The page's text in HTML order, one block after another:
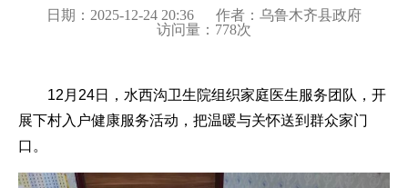
日期：2025-12-24 20:36
作者：乌鲁木齐县政府
访问量： 778次
12月24日，水西沟卫生院组织家庭医生服务团队，开
展下村入户健康服务活动，把温暖与关怀送到群众家门
口。